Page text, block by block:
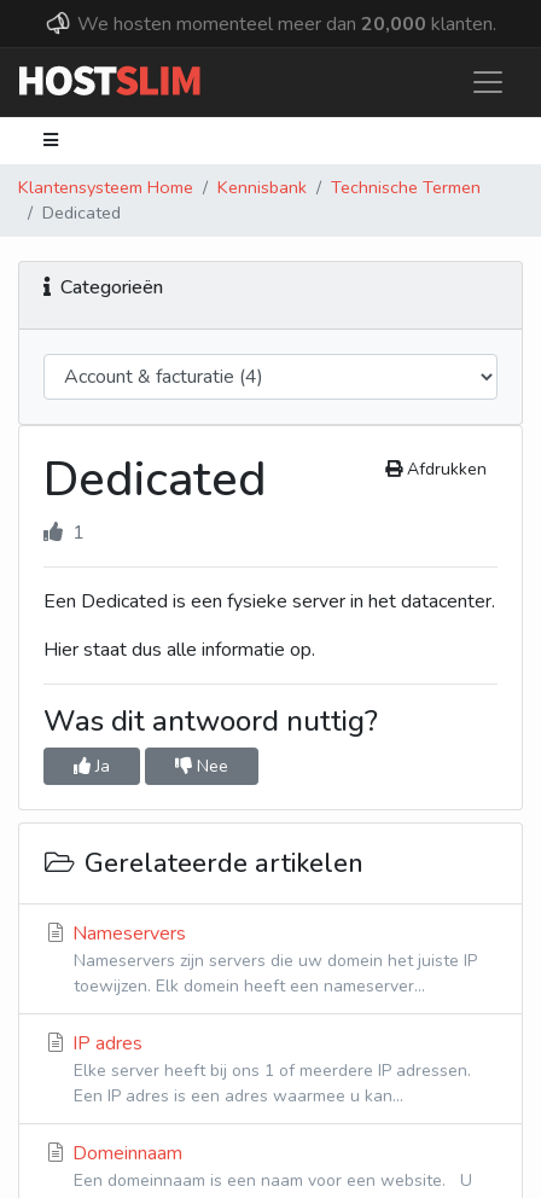
We hosten momenteel meer dan 20,000 klanten.
Klantensysteem Home Kennisbank
Technische Termen
Dedicated
Categorieën
Dedicated Afdrukken
1
Een Dedicated is een fysieke server in het datacenter.
Hier staat dus alle informatie op.
Was dit antwoord nuttig?
Ja Nee
Gerelateerde artikelen
Nameservers
Nameservers zijn servers die uw domein het juiste IP
toewijzen. Elk domein heeft een nameserver...
IP adres
Elke server heeft bij ons 1 of meerdere IP adressen.
Een IP adres is een adres waarmee u kan...
Domeinnaam
Een domeinnaam is een naam voor een website. U